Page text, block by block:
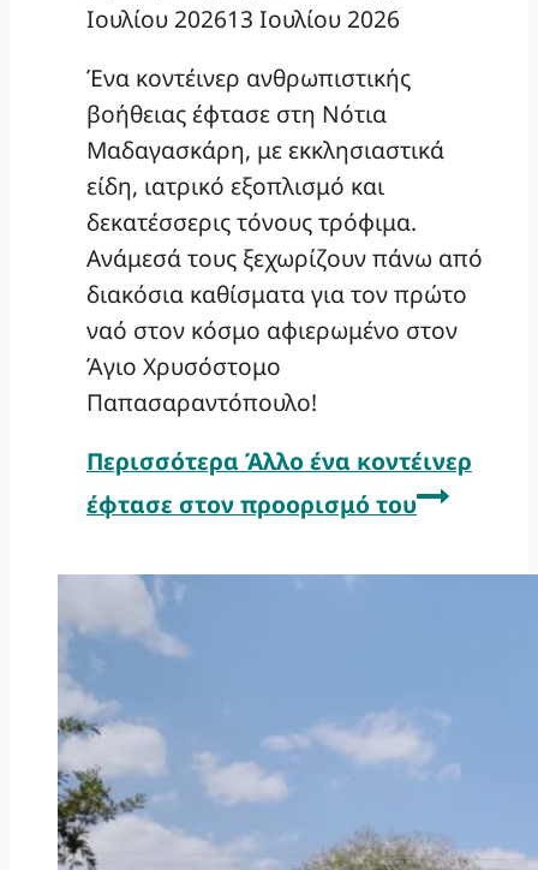
Ιουλίου 202613 Ιουλίου 2026
Ένα κοντέινερ ανθρωπιστικής
βοήθειας έφτασε στη Νότια
Μαδαγασκάρη, με εκκλησιαστικά
είδη, ιατρικό εξοπλισμό και
δεκατέσσερις τόνους τρόφιμα.
Ανάμεσά τους ξεχωρίζουν πάνω από
διακόσια καθίσματα για τον πρώτο
ναό στον κόσμο αφιερωμένο στον
Άγιο Χρυσόστομο
Παπασαραντόπουλο!
Περισσότερα Άλλο ένα κοντέινερ
έφτασε στον προορισμό του